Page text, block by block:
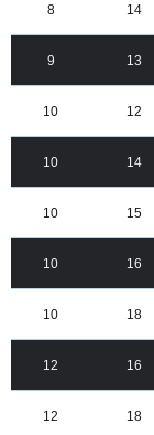
8 14
9 13
10 12
10 14
10 15
10 16
10 18
12 16
12 18